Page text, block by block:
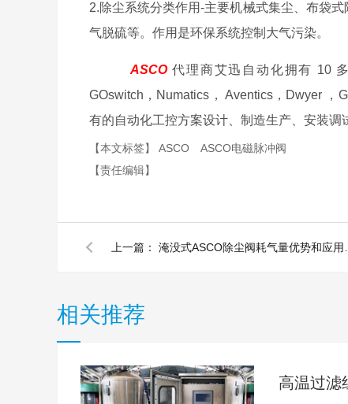
2.除尘系统分类作用-主要机械式集尘、布袋
气脱硫等。作用是环保系统控制大气污染。
ASCO 代理商艾迅自动化拥有 10
GOswitch，Numatics， Aventics，Dwyer ，
有的自动化工控方案设计、制造生产、安装
【本文标签】 ASCO
ASCO电磁脉冲阀
【责任编辑】
上一篇：
相关推荐